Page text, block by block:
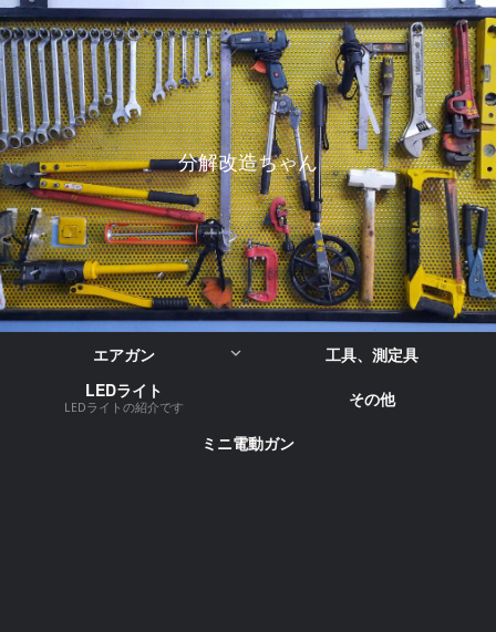
分解改造ちゃん
エアガン
工具、測定具
LEDライト
LEDライトの紹介です
その他
ミニ電動ガン